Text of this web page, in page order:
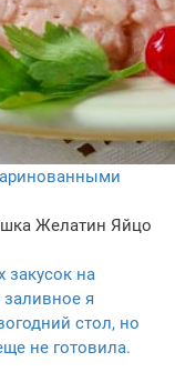
Желатин Яйцо
на
я
стол, но
не готовила.